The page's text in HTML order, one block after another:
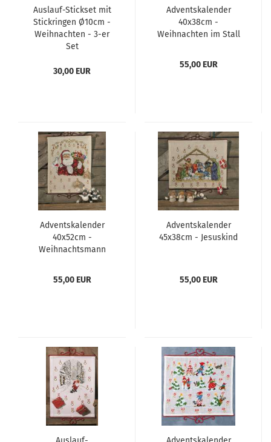
Auslauf-Stickset mit
Stickringen Ø10cm -
Weihnachten - 3-er
Set
30,00 EUR
Adventskalender
40x38cm -
Weihnachten im Stall
55,00 EUR
Adventskalender
40x52cm -
Weihnachtsmann
55,00 EUR
Adventskalender
45x38cm - Jesuskind
55,00 EUR